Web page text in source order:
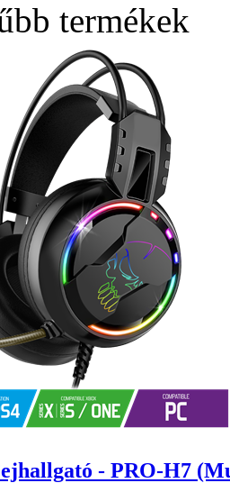
termékek
- PRO-H7